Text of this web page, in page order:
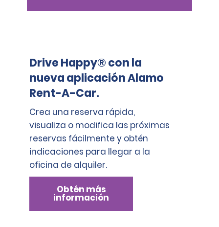
Drive Happy® con la
nueva aplicación Alamo
Rent-A-Car.
Crea una reserva rápida,
visualiza o modifica las próximas
reservas fácilmente y obtén
indicaciones para llegar a la
oficina de alquiler.
Obtén más
información